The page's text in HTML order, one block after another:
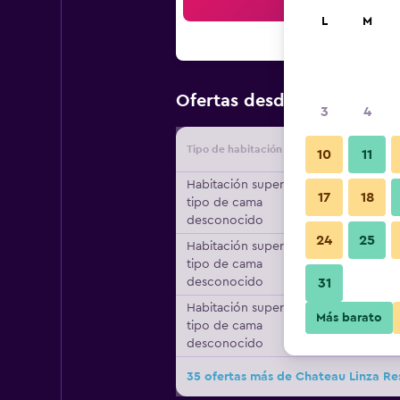
Ofertas desde Oferta
Tipo de habitación
Habitación superior,
tipo de cama
desconocido
Habitación superior,
tipo de cama
desconocido
Habitación superior,
tipo de cama
desconocido
35 ofertas más de Chateau Linza
L M
3 4
10 11
17 18
24 25
31
Más barato